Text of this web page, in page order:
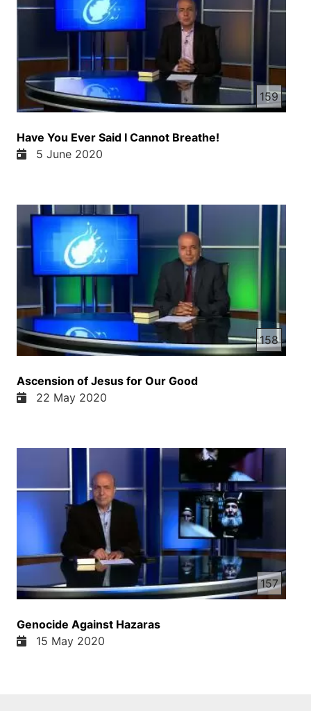
159
Have You Ever Said I Cannot Breathe!
5 June 2020
158
Ascension of Jesus for Our Good
22 May 2020
157
Genocide Against Hazaras
15 May 2020